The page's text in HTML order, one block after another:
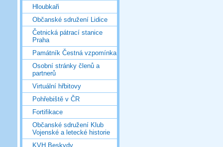
Hloubkaři
Občanské sdružení Lidice
Četnická pátrací stanice
Praha
Památník Čestná vzpomínka
Osobní stránky členů a
partnerů
Virtuální hřbitovy
Pohřebiště v ČR
Fortifikace
Občanské sdružení Klub
Vojenské a letecké historie
KVH Beskydy